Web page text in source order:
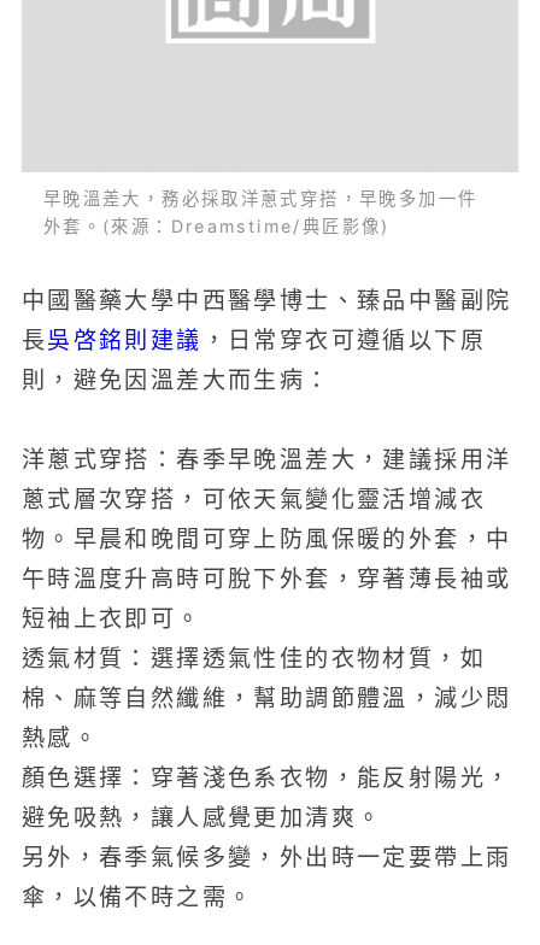
早晚溫差大，務必採取洋蔥式穿搭，早晚多加一件
外套。(來源：Dreamstime/典匠影像)
中國醫藥大學中西醫學博士、臻品中醫副院
長吳啓銘則建議 ，日常穿衣可遵循以下原
則，避免因溫差大而生病：
洋蔥式穿搭：春季早晚溫差大，建議採用洋
蔥式層次穿搭，可依天氣變化靈活增減衣
物。早晨和晚間可穿上防風保暖的外套，中
午時溫度升高時可脫下外套，穿著薄長袖或
短袖上衣即可。
透氣材質：選擇透氣性佳的衣物材質，如
棉、麻等自然纖維，幫助調節體溫，減少悶
熱感。
顏色選擇：穿著淺色系衣物，能反射陽光，
避免吸熱，讓人感覺更加清爽。
另外，春季氣候多變，外出時一定要帶上雨
傘，以備不時之需。